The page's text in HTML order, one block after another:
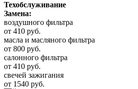
Техобслуживание
Замена:
воздушного фильтра
от 410 руб.
масла и масляного фильтра
от 800 руб.
салонного фильтра
от 410 руб.
свечей зажигания
от 1540 руб.